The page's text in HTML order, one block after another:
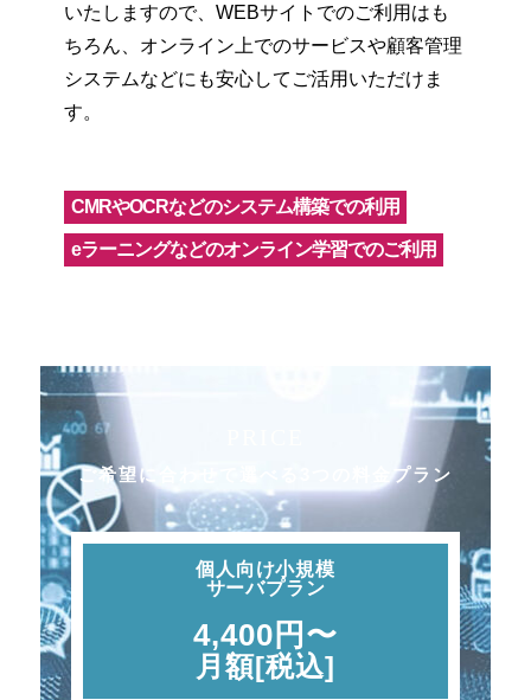
いたしますので、WEBサイトでのご利用はも
ちろん、オンライン上でのサービスや顧客管理
システムなどにも安心してご活用いただけま
す。
CMRやOCRなどのシステム構築での利用
eラーニングなどのオンライン学習でのご利用
ご希望に合わせて選べる3つの料金プラン
個人向け小規模
サーバプラン
4,400円〜
月額[税込]